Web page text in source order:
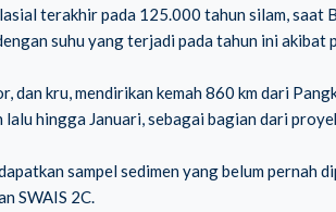
terakhir pada 125.000 tahun silam, saat
suhu yang terjadi pada tahun ini akibat
kru, mendirikan kemah 860 km dari
hingga Januari, sebagai bagian dari
sampel sedimen yang belum pernah
SWAIS 2C.